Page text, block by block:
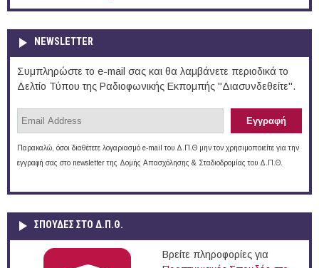
NEWSLETTER
Συμπληρώστε το e-mail σας και θα λαμβάνετε περιοδικά το
Δελτίο Τύπου της Ραδιοφωνικής Εκπομπής "Διασυνδεθείτε".
Παρακαλώ, όσοι διαθέτετε λογαριασμό e-mail του Δ.Π.Θ μην τον χρησιμοποιείτε για την
εγγραφή σας στο newsletter της Δομής Απασχόλησης & Σταδιοδρομίας του Δ.Π.Θ.
ΣΠΟΥΔΈΣ ΣΤΟ Δ.Π.Θ.
Βρείτε πληροφορίες για